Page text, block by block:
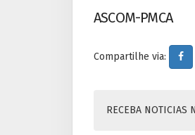
ASCOM-PMCA
Compartilhe via:
RECEBA NOTICIAS